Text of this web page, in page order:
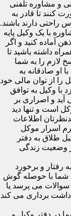
و مشاوره تلفنی
کنند تا قادر به
راحتی دارند باشند.
با یک وکیل پایه
آماده کنید و اگر
داشته باشید تا
لازم را به شما
او صادقانه به
از توان مالی خود
با وکیل به توافق
آید و اصراری بر
است و تنها دید
اطلاعات
اسرار موکل
طلاق به دفتر
وضعیت زندگی
رفتار و برخورد
شما با حوصله گوش
می پرسد یا
برداری می کند